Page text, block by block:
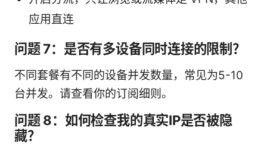
应用直连
问题 7：是否有多设备同时连接的限制？
不同套餐有不同的设备并发数量，常见为5-10
台并发。请查看你的订阅细则。
问题 8：如何检查我的真实IP是否被隐
藏？